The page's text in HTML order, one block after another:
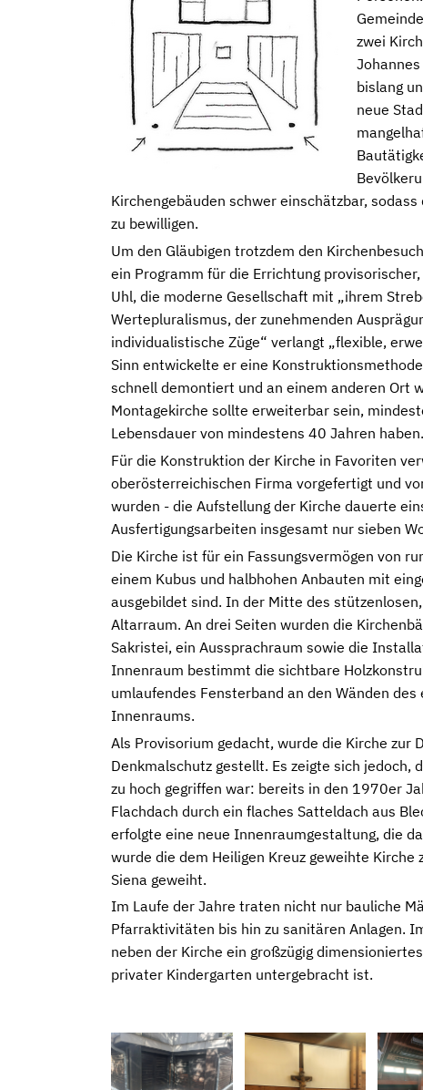
zwei
bislang
neue
Kirchengebäuden schwer einschätzbar,
zu bewilligen.
Um den Gläubigen trotzdem den
ein Programm für die Errichtung
Uhl, die moderne Gesellschaft mit „ihrem
Wertepluralismus, der zunehmenden
individualistische Züge“ verlangt „flexible,
Sinn entwickelte er eine
schnell demontiert und an einem anderen Ort
Montagekirche sollte erweiterbar sein,
Lebensdauer von mindestens 40 Jahren haben.
Für die Konstruktion der Kirche in Favoriten
oberösterreichischen Firma vorgefertigt und
wurden - die Aufstellung der Kirche dauerte
Ausfertigungsarbeiten insgesamt nur sieben
Die Kirche ist für ein Fassungsvermögen von
einem Kubus und halbhohen Anbauten mit
ausgebildet sind. In der Mitte des
Altarraum. An drei Seiten wurden die
Sakristei, ein Aussprachraum sowie die
Innenraum bestimmt die sichtbare
umlaufendes Fensterband an den Wänden
Innenraums.
Als Provisorium gedacht, wurde die Kirche
Denkmalschutz gestellt. Es zeigte sich jedoch,
zu hoch gegriffen war: bereits in den 1970er
Flachdach durch ein flaches Satteldach aus
erfolgte eine neue Innenraumgestaltung, die
wurde die dem Heiligen Kreuz geweihte
Siena geweiht.
Im Laufe der Jahre traten nicht nur bauliche
Pfarraktivitäten bis hin zu sanitären Anlagen.
neben der Kirche ein großzügig
privater Kindergarten untergebracht ist.